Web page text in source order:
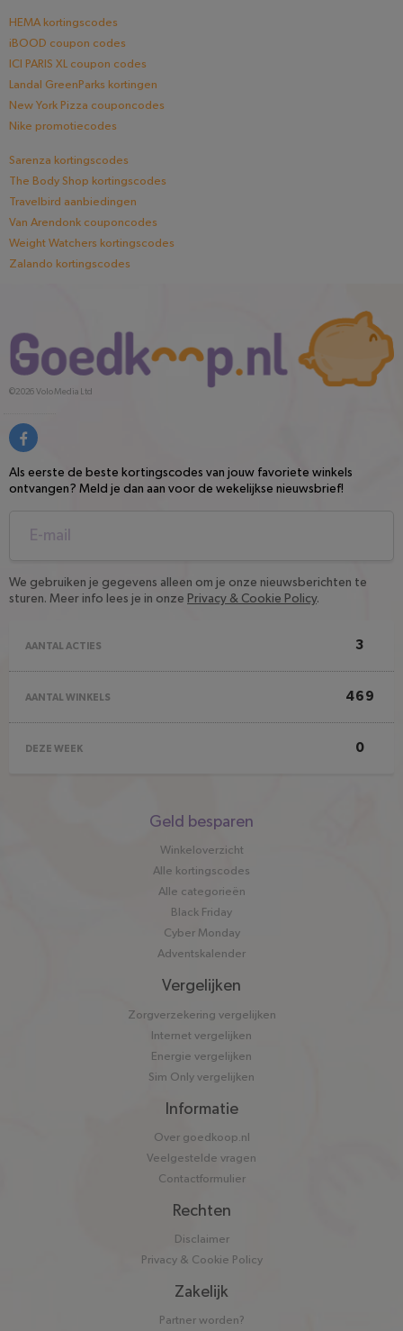
HEMA kortingscodes
iBOOD coupon codes
ICI PARIS XL coupon codes
Landal GreenParks kortingen
New York Pizza couponcodes
Nike promotiecodes
Sarenza kortingscodes
The Body Shop kortingscodes
Travelbird aanbiedingen
Van Arendonk couponcodes
Weight Watchers kortingscodes
Zalando kortingscodes
©2026Volo Media Ltd
Als eerste de beste kortingscodes van jouw favoriete winkels
ontvangen? Meld je dan aan voor de wekelijkse nieuwsbrief!
We gebruiken je gegevens alleen om je onze nieuwsberichten te
sturen. Meer info lees je in onze Privacy & Cookie Policy.
AANTAL ACTIES 3
AANTAL WINKELS 469
DEZE WEEK 0
Geld besparen
Winkeloverzicht
Alle kortingscodes
Alle categorieën
Black Friday
Cyber Monday
Adventskalender
Vergelijken
Zorgverzekering vergelijken
Internet vergelijken
Energie vergelijken
Sim Only vergelijken
Informatie
Over goedkoop.nl
Veelgestelde vragen
Contactformulier
Rechten
Disclaimer
Privacy & Cookie Policy
Zakelijk
Partner worden?